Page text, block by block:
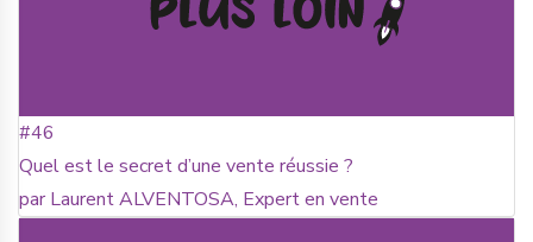
#46
Quel est le secret d’une vente réussie ?
par Laurent ALVENTOSA, Expert en vente